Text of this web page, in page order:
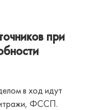
при
в ход идут
ФССП.